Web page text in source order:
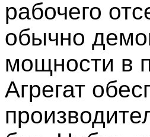
рабочего
обычно
мощности в
Агрегат